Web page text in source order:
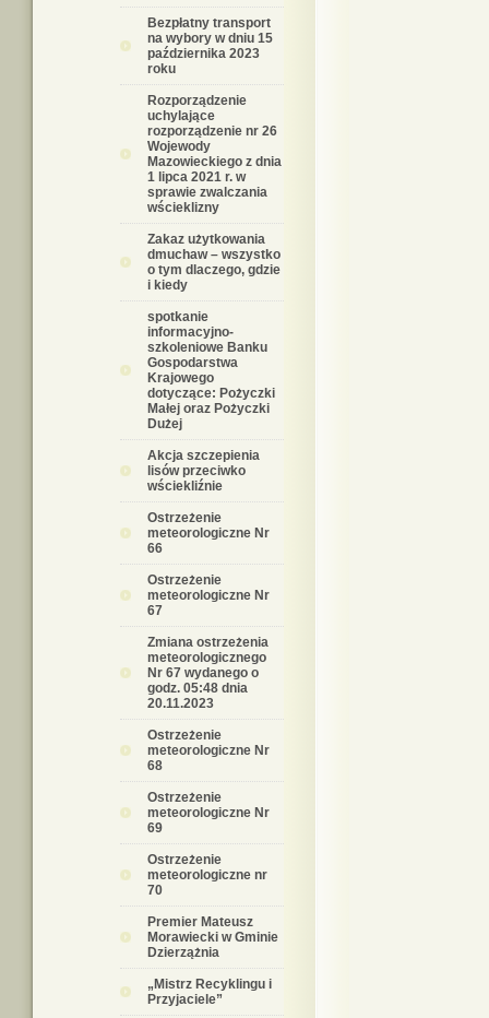
Bezpłatny transport
na wybory w dniu 15
października 2023
roku
Rozporządzenie
uchylające
rozporządzenie nr 26
Wojewody
Mazowieckiego z dnia
1 lipca 2021 r. w
sprawie zwalczania
wścieklizny
Zakaz użytkowania
dmuchaw – wszystko
o tym dlaczego, gdzie
i kiedy
spotkanie
informacyjno-
szkoleniowe Banku
Gospodarstwa
Krajowego
dotyczące: Pożyczki
Małej oraz Pożyczki
Dużej
Akcja szczepienia
lisów przeciwko
wściekliźnie
Ostrzeżenie
meteorologiczne Nr
66
Ostrzeżenie
meteorologiczne Nr
67
Zmiana ostrzeżenia
meteorologicznego
Nr 67 wydanego o
godz. 05:48 dnia
20.11.2023
Ostrzeżenie
meteorologiczne Nr
68
Ostrzeżenie
meteorologiczne Nr
69
Ostrzeżenie
meteorologiczne nr
70
Premier Mateusz
Morawiecki w Gminie
Dzierzążnia
„Mistrz Recyklingu i
Przyjaciele”